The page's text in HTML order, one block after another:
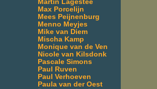
Martin Lagestee
Max Porcelijn
Mees Peijnenburg
Menno Meyjes
Mike van Diem
Mischa Kamp
Monique van de Ven
Nicole van Kilsdonk
Pascale Simons
Paul Ruven
Paul Verhoeven
Paula van der Oest